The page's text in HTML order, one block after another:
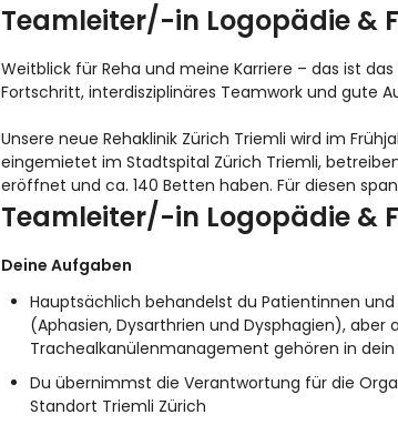
Teamleiter/-in Logopädie &
Weitblick für Reha und meine Karriere – das ist
Fortschritt, interdisziplinäres Teamwork und gute
Unsere neue Rehaklinik Zürich Triemli wird im
eingemietet im Stadtspital Zürich Triemli,
eröffnet und ca. 140 Betten haben. Für diesen
Teamleiter/-in Logopädie &
Deine Aufgaben
Hauptsächlich behandelst du Patientinnen
(Aphasien, Dysarthrien und Dysphagien), aber
Trachealkanülenmanagement gehören in
Du übernimmst die Verantwortung für die
Standort Triemli Zürich